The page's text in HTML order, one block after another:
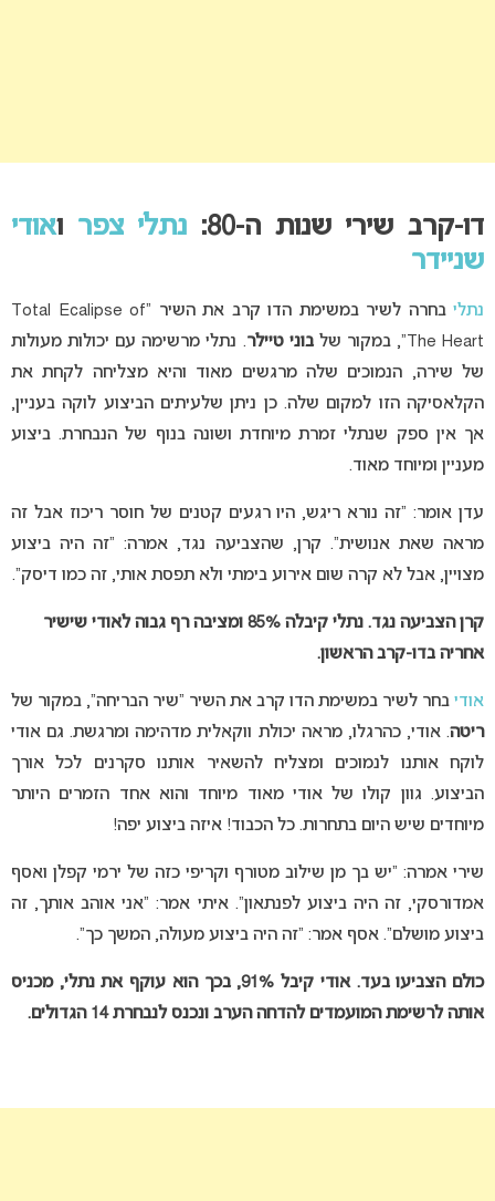
דו-קרב שירי שנות ה-80: נתלי צפרואודי
שניידר
נתלי
בחרה לשיר במשימת הדו קרב את השיר “Total Ecalipse of
The Heart”, במקור של
בוני טיילר. נתלי מרשימה עם יכולות מעולות
של שירה, הנמוכים שלה מרגשים מאוד והיא מצליחה לקחת את
הקלאסיקה הזו למקום שלה. כן ניתן שלעיתים הביצוע לוקה בעניין,
אך אין ספק שנתלי זמרת מיוחדת ושונה בנוף של הנבחרת. ביצוע
מעניין ומיוחד מאוד.
עדן אומר: “זה נורא ריגש, היו רגעים קטנים של חוסר ריכוז אבל זה
מראה שאת אנושית”. קרן, שהצביעה נגד, אמרה: “זה היה ביצוע
מצויין, אבל לא קרה שום אירוע בימתי ולא תפסת אותי, זה כמו דיסק”.
קרן הצביעה נגד. נתלי קיבלה 85% ומציבה רף גבוה לאודי שישיר
אחריה בדו-קרב הראשון.
אודיבחר לשיר במשימת הדו קרב את השיר “שיר הבריחה”, במקור של
ריטה. אודי, כהרגלו, מראה יכולת ווקאלית מדהימה ומרגשת. גם אודי
לוקח אותנו לנמוכים ומצליח להשאיר אותנו סקרנים לכל אורך
הביצוע. גוון קולו של אודי מאוד מיוחד והוא אחד הזמרים היותר
מיוחדים שיש היום בתחרות. כל הכבוד! איזה ביצוע יפה!
שירי אמרה: “יש בך מן שילוב מטורף וקריפי כזה של ירמי קפלן ואסף
אמדורסקי, זה היה ביצוע לפנתאון”. איתי אמר: “אני אוהב אותך, זה
ביצוע מושלם”. אסף אמר: “זה היה ביצוע מעולה, המשך כך”.
כולם הצביעו בעד. אודי קיבל 91%, בכך הוא עוקף את נתלי, מכניס
אותה לרשימת המועמדים להדחה הערב ונכנס לנבחרת 14 הגדולים.